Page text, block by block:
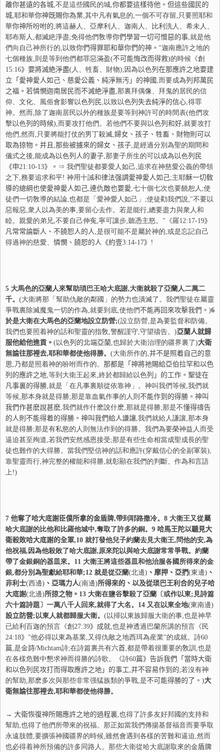
離你甚遠的各城,不是這些國民的城,你都要這樣待他。但這些國民的
城,耶和華你神旣賜你為業,其中凡有氣息的,一個不可存留,只要照耶和
華你神所吩咐的,將這赫人、亞摩利人、迦南人、比利洗人、希未人、
耶布斯人,都滅絶淨盡;免得他們敎導你們學習一切可憎惡的事,就是他
們向自己神所行的,以致你們得罪耶和華你們的神。 "迦南應許之地的
七個種族,則是等到他們都罪惡滿盈(不可能悔改而得救)的時候《創
15:16》要將滅絶淨盡(人、牲畜、財物);因為以色列 在那應許之地要建
立「愛神愛人如己 、慈愛公義、純淨無汚」的神國 ,而要成為列 邦萬民
之福。若憐憫迦南居民而不滅絶淨盡,那裏拜偶像、拜鬼的居民的信
仰、文化、風俗會影響以色列 民,以致以色列 失去純淨的信心,得罪
神。然而,除了迦南居民以外的種族是要等到神許可的時間表(他們攻
擊以色列 的時候),而要攻打他們。若他們不要與以色列 和好,就要攻打
他們,然而,只要將能打仗的男丁殺滅,婦女、孩子、牲畜、財物則可以
取為掠物。 并 且 ,那些被擄來的婦女 、孩子,是經過分別為聖的期間和
儀式之後,能成為以色列 人的妻子,那妻子所生的可以成為以色列 民
《申21:10-13》。 ⇒ 我們聖徒都要愛人如己,追求在神慈愛公義的帶領
之下,務要追求和平! 神用十誡和律法强調愛神愛人如己;主耶穌一切敎
導的總綱也使愛神愛人如己,連仇敵也要愛,七十個七次也要饒恕人;使
徒們一切敎導的結論,也都是「愛神愛人如己」;使徒勸我們說,"不要以
惡報惡,衆人以為美的事,要留心去作。若是能行,總要盡力與衆人和
睦。親愛的弟兄,不要自己伸寃,寧可讓步,聽憑主怒。"《羅12:17-19》
凡常常論斷人 、不饒恕人的人,是很可能不是屬於神的,或是忘記自己
得過神的慈愛、 憐憫 、饒恕的人《約壹3:14-17》 !
5 大馬色的亞蘭人來幫助瑣巴王哈大底謝,大衛就殺了亞蘭人二萬二
千。 (大衛將那「幫助仇敵的鄰國」的勢力也潰滅了。我們聖徒在屬靈
爭戰裏除滅魔鬼一切的作為,就要到底,使他們 不能再回來攻擊我們。 )6
於是大衛在大馬色的亞蘭地設立防營;(設立防營,是為要監督和防備。
我們也要照着神的話和聖靈的指敎,警醒謹守,守望禱告。)亞蘭人就歸
服他給他進貢。 (以色列 的北端亞蘭,也歸於大衛治理的疆界裏了)大衛
無論往那裡去,耶和華都使他得勝。 (大衛所作的,并不是照着自己的意
思,乃都是照着神的吩咐而作的。 那都是「神將祂賜給亞伯拉罕和以色
列 的應許之地,等到大衛王起來,終於都歸給以色列 」的工作。聖徒在
凡事裏的得勝,就是「在凡事裏順從依靠神」。神叫我們等候,我們就
等候,那本身就是得勝;那是靠血氣作事的人則 不能作到的得勝。神叫
我們作甚麽說甚麽,我們就作什麽說什麽,那就是得勝;那是不懂得禱告
的人則 不能得着的得勝。神叫我們給人謙讓,我們就給人謙讓,那本身
就是得勝;那是有私慾的人則無法作到的得勝。我們為要榮神益人而受
逼迫甚至殉道,若我們安然感恩接受;那是有些生命相當成聖成長的聖
徒也難作的大得勝。當我們堅信神的話和應許(穿戴信心的全副軍裝),
靠聖靈而行,神完整的權能和得勝,就彰顯在我們的判斷、作為和言語
上!)
7 他奪了哈大底謝臣僕所拿的金盾牌,帶到耶路撒冷。 8 大衛王又從屬
哈大底謝的比他和比羅他城中,奪取了許多的銅。 9 哈馬王陀以聽見大
衛殺敗哈大底謝的全軍,10 就打發他兒子約蘭去見大衛王,問他的安,為
他祝福,因為他殺敗了哈大底謝,原來陀以與哈大底謝常常爭戰。約蘭
帶了金銀銅的器皿來。 11 大衛王將這些器皿和他治服各國所得來的金
銀,都分別為聖獻給耶和華;12 就是從亞蘭(北邊) 、摩押、亞捫(東邊) 、
非利士(西邊) 、亞瑪力人(南邊)所得來的、以及從琐 巴王利合的兒子哈
大底謝(北邊)所掠之物。 13 大衛在鹽谷擊殺了亞蘭〔或作以東;見詩篇
六十篇詩題〕一萬八千人回來,就得了大名。 14 又在以東全地(東南邊)
設立防營;以東人就都歸服大衛。 (以掃以東族歸服大衛的事,也是神早
已給利百迦的預言《創 27:39》成就,也是神透過巴蘭所講的預言《民
24:18》 "他必得以東為基業,又得仇敵之地西珥為産業"的成就。詩60
篇,是金詩/Michtam詩;在詩篇裏共有六首,都是帶着很重要的敎訓,也是
在各樣危難中懇求神而得勝的詩歌。《詩60篇》告訴我們「當時大衛
和以色列 民攻打而得取應許之地」的事工,并不容易作到的;若沒有神
的幫助,那麽多次與那些非常强猛族類的爭戰,是不可能得勝的了。 )大
衛無論往那裡去,耶和華都使他得勝。
→ 大衛恢復神所賜應許之地的過程裏,也得了許多友好邦國的支持和
幫助,也得了他們所帶來的祝福。那正如當我們傳揚基督福音而要爭取
永遠肢體,要擴張神國疆界的時候,雖然會遇到各樣的苦難和逼迫,然而
也必得着神所預備的許多同路人。那些大衛從哈大底謝取來的金盾牌